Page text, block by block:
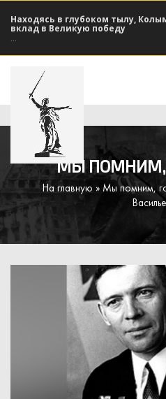
Находясь в глубоком тылу,
вклад в Великую победу
...
МЫ ПОМНИМ,
На главную » Мы помним,